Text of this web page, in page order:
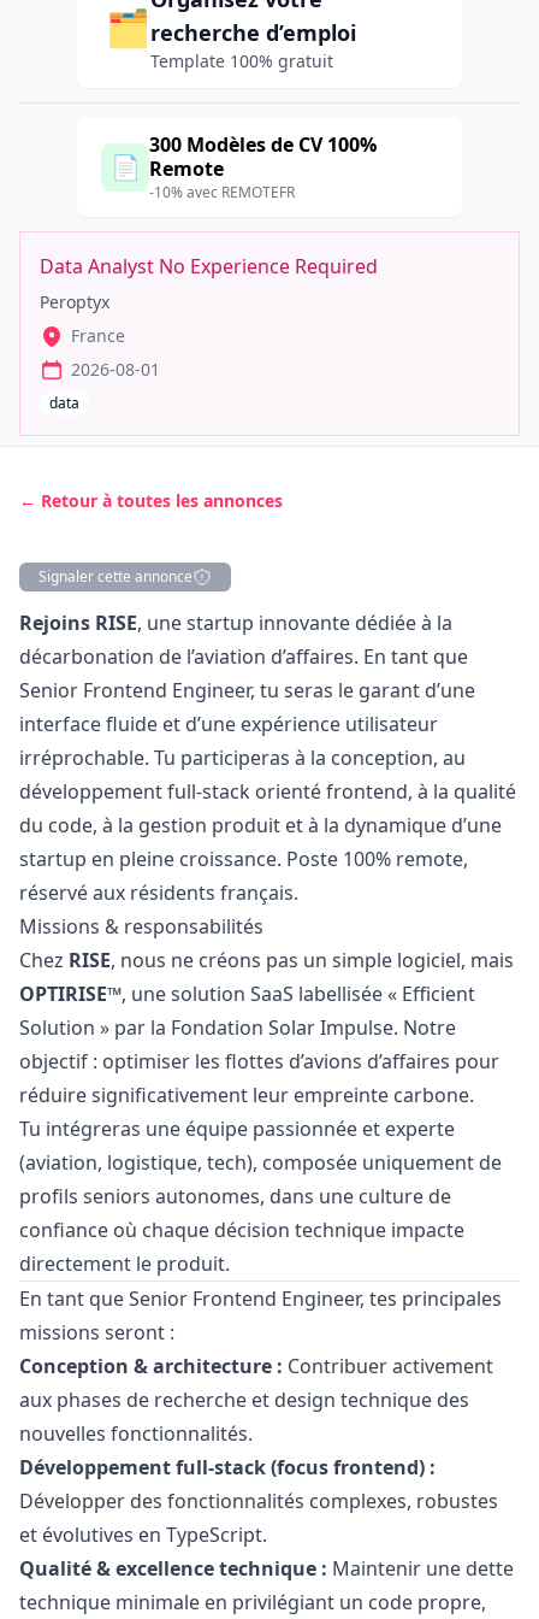
🗂️recherche d’emploi
Template 100% gratuit
📄
300 Modèles de CV 100%
Remote
-10% avec REMOTEFR
Data Analyst No Experience Required
Peroptyx
France
2026-08-01
data
← Retour à toutes les annonces
Signaler cette annonce
Description
Rejoins RISE, une startup innovante dédiée à la
décarbonation de l’aviation d’affaires. En tant que
Senior Frontend Engineer, tu seras le garant d’une
interface fluide et d’une expérience utilisateur
irréprochable. Tu participeras à la conception, au
développement full-stack orienté frontend, à la qualité
du code, à la gestion produit et à la dynamique d’une
startup en pleine croissance. Poste 100% remote,
réservé aux résidents français.
Missions & responsabilités
Chez RISE, nous ne créons pas un simple logiciel, mais
OPTIRISE™, une solution SaaS labellisée « Efficient
Solution » par la Fondation Solar Impulse. Notre
objectif : optimiser les flottes d’avions d’affaires pour
réduire significativement leur empreinte carbone.
Tu intégreras une équipe passionnée et experte
(aviation, logistique, tech), composée uniquement de
profils seniors autonomes, dans une culture de
confiance où chaque décision technique impacte
directement le produit.
En tant que Senior Frontend Engineer, tes principales
missions seront :
Conception & architecture : Contribuer activement
aux phases de recherche et design technique des
nouvelles fonctionnalités.
Développement full-stack (focus frontend) :
Développer des fonctionnalités complexes, robustes
et évolutives en TypeScript.
Qualité & excellence technique : Maintenir une dette
technique minimale en privilégiant un code propre,